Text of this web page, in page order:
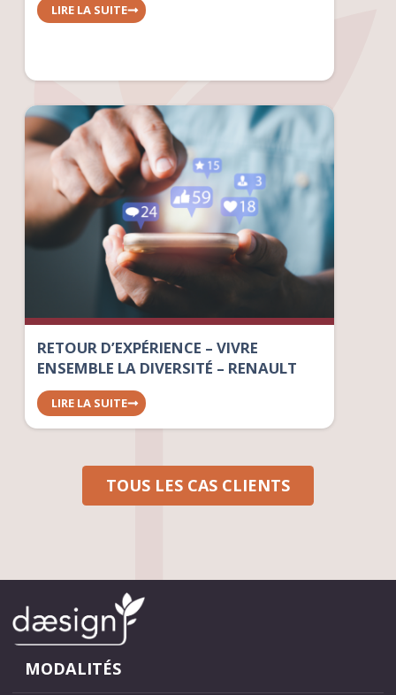
LIRE LA SUITE
RETOUR D’EXPÉRIENCE – VIVRE
ENSEMBLE LA DIVERSITÉ – RENAULT
LIRE LA SUITE
TOUS LES CAS CLIENTS
MODALITÉS